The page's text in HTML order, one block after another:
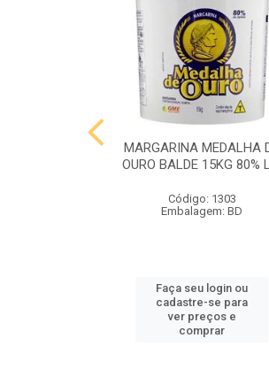
MARGARINA MEDALHA
OURO BALDE 15KG 80%
Código: 1303
Embalagem: BD
Faça seu login ou
cadastre-se para
ver preços e
comprar